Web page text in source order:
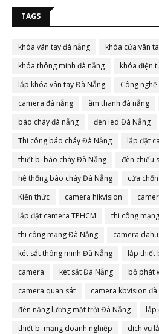
TAGS
khóa vân tay đà nẵng
khóa cửa vân
khóa thông minh đà nẵng
khóa điện
lắp khóa vân tay Đà Nẵng
Công nghệ
camera đà nẵng
âm thanh đà nẵng
báo cháy đà nẵng
đèn led Đà Nẵng
Thi công báo cháy Đà Nẵng
lắp đặt
thiết bị báo cháy Đà Nẵng
đèn chiếu
hệ thống báo cháy Đà Nẵng
cửa
Kiến thức
camera hikvision
lắp đặt camera TPHCM
thi công
thi công mạng Đà Nẵng
camera
két sắt thông minh Đà Nẵng
lắp thiết
camera
két sắt Đà Nẵng
bộ phát
camera quan sát
camera kbvision đà
đèn năng lượng mặt trời Đà Nẵng
lắp
thiết bị mạng doanh nghiệp
dịch vụ